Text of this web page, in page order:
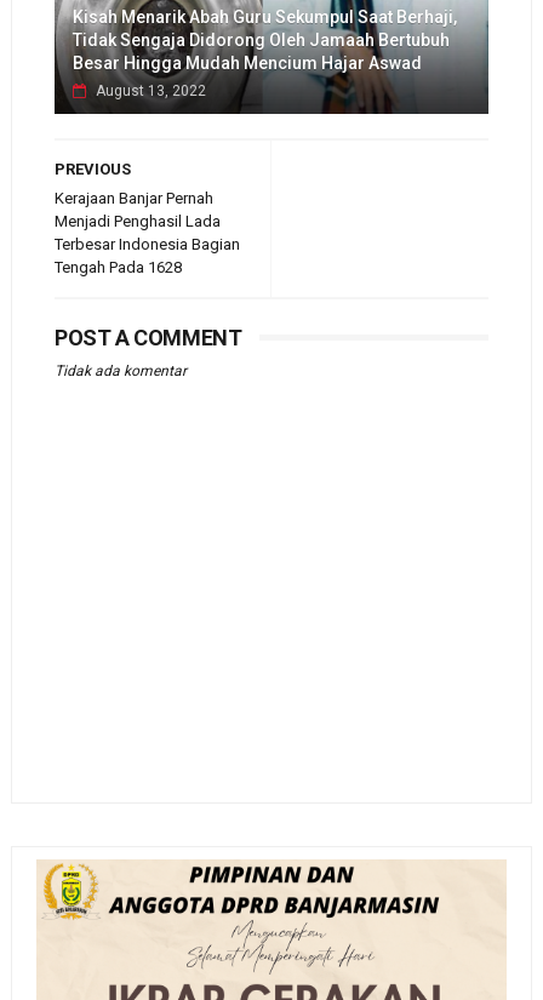
Kisah Menarik Abah Guru Sekumpul Saat Berhaji,
Tidak Sengaja Didorong Oleh Jamaah Bertubuh
Besar Hingga Mudah Mencium Hajar Aswad
August 13, 2022
PREVIOUS
Kerajaan Banjar Pernah
Menjadi Penghasil Lada
Terbesar Indonesia Bagian
Tengah Pada 1628
POST A COMMENT
Tidak ada komentar